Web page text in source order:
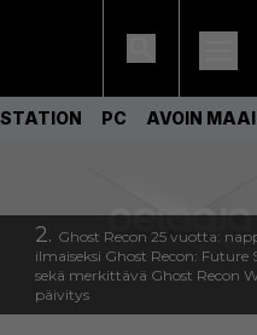
PC AVOIN
2. Ghost Recon 25 vuotta:
ilmaiseksi Ghost Recon: Future
sekä merkittävä Ghost Recon
päivitys